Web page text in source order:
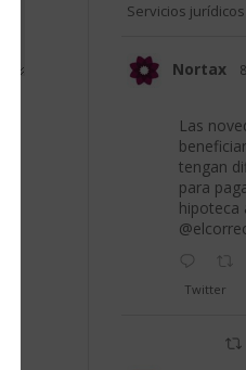
Servicios
Nortax
Las
tengan
para
hipoteca
Twitter